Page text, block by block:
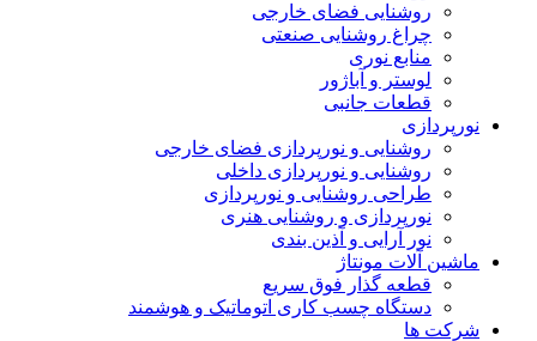
روشنایی فضای خارجی
چراغ روشنایی صنعتی
منابع نوری
لوستر و آباژور
قطعات جانبی
نورپردازی
روشنایی و نورپردازی فضای خارجی
روشنایی و نورپردازی داخلی
طراحی روشنایی و نورپردازی
نورپردازی و روشنایی هنری
نور آرایی و آذین بندی
ماشین آلات مونتاژ
قطعه گذار فوق سریع
دستگاه چسب کاری اتوماتیک و هوشمند
شرکت ها